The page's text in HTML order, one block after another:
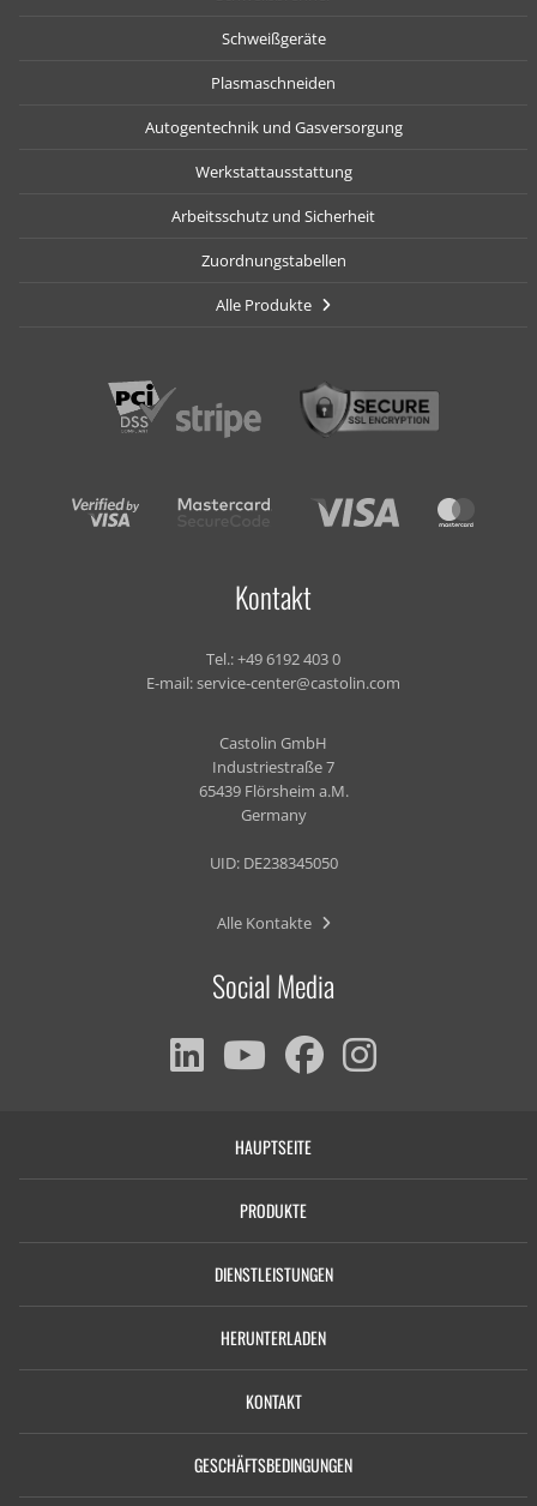
Schweißgeräte
Plasmaschneiden
Autogentechnik und Gasversorgung
Werkstattausstattung
Arbeitsschutz und Sicherheit
Zuordnungstabellen
Alle Produkte
Kontakt
Tel.:+49 6192 403 0
E-mail:service-center@castolin.com
Castolin GmbH
Industriestraße 7
65439 Flörsheim a.M.
Germany
UID: DE238345050
Alle Kontakte
Social Media
HAUPTSEITE
PRODUKTE
DIENSTLEISTUNGEN
HERUNTERLADEN
KONTAKT
GESCHÄFTSBEDINGUNGEN